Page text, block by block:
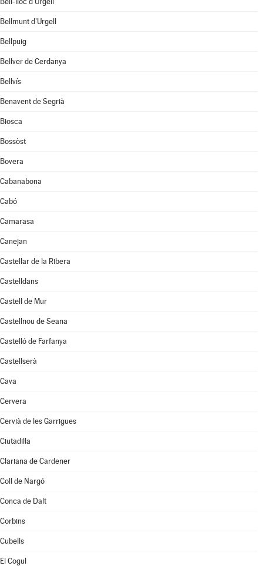
Bellmunt d'Urgell
Bellpuig
Bellver de Cerdanya
Bellvís
Benavent de Segrià
Biosca
Bossòst
Bovera
Cabanabona
Cabó
Camarasa
Canejan
Castellar de la Ribera
Castelldans
Castell de Mur
Castellnou de Seana
Castelló de Farfanya
Castellserà
Cava
Cervera
Cervià de les Garrigues
Ciutadilla
Clariana de Cardener
Coll de Nargó
Conca de Dalt
Corbins
Cubells
El Cogul